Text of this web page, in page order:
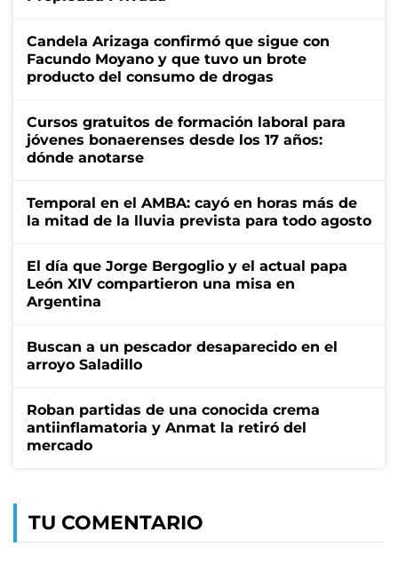
Candela Arizaga confirmó que sigue con
Facundo Moyano y que tuvo un brote
producto del consumo de drogas
Cursos gratuitos de formación laboral para
jóvenes bonaerenses desde los 17 años:
dónde anotarse
Temporal en el AMBA: cayó en horas más de
la mitad de la lluvia prevista para todo agosto
El día que Jorge Bergoglio y el actual papa
León XIV compartieron una misa en
Argentina
Buscan a un pescador desaparecido en el
arroyo Saladillo
Roban partidas de una conocida crema
antiinflamatoria y Anmat la retiró del
mercado
TU COMENTARIO